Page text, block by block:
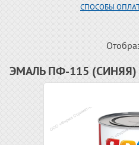
СПОСОБЫ
ЭМАЛЬ ПФ-115 (СИНЯЯ)